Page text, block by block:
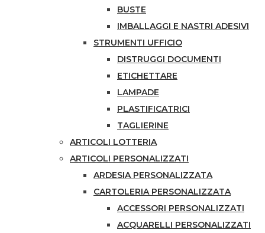
BUSTE
IMBALLAGGI E NASTRI ADESIVI
STRUMENTI UFFICIO
DISTRUGGI DOCUMENTI
ETICHETTARE
LAMPADE
PLASTIFICATRICI
TAGLIERINE
ARTICOLI LOTTERIA
ARTICOLI PERSONALIZZATI
ARDESIA PERSONALIZZATA
CARTOLERIA PERSONALIZZATA
ACCESSORI PERSONALIZZATI
ACQUARELLI PERSONALIZZATI